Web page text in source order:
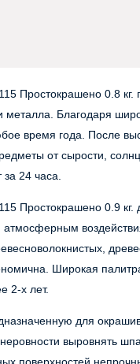
Простокрашено 0.8
металла. Благодаря
время года. После
от сырости,
24 часа.
Простокрашено 0.9
атмосферным
Широкая
2-х лет.
для
выровнять
поверхностей